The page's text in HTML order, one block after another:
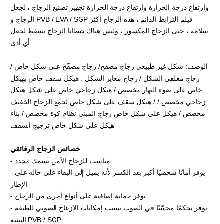
وارتفاع درجة الحرارة وارتفاع درجة الحرارة تجهيز تصنيع الزجاج ، لجعل
الزجاج و PVB / EVA / SGP فيلم الترابط الدائم ، هذه الزجاج أكثر
سلامة ، حتى الزجاج المكسور ، وليس هناك شظايا الزجاج تسقط لجعل
الوصف: شكل غير طبيعي زجاج مصفح/ زجاج مصفّح على شكل خاص /
زجاج مغلفي الشكل / زجاج مغاير الشكل ، هيكل سقف خاص بهيكل
خاص على ضوء النهار مخصص / هيكل زجاجي خاص على شكل هيكل
زجاجي مخصص / / هيكل سقف على شكل خاص لجمع الزجاج الخفيف
مخصص / هيكل على شكل خاص زجاج المبنى نظام كوة مخصص / بناء
هيكل على شكل خاص تزجيج السقف
خصائص الزجاج الرقائقي
- مناسب للزجاج الآمن بسمك محدد
- يوفر أمانًا شخصيًا أكبر بعد الكسر لأنه يميل إلى البقاء على حاله على
- يوفر حماية إضافية على أنواع أخرى من الزجاج
- يوفر تحكمًا محسّنًا في الصوت بسبب إمكانات الإزعاج الصوتي للطبقة
البينية PVB / SGP.